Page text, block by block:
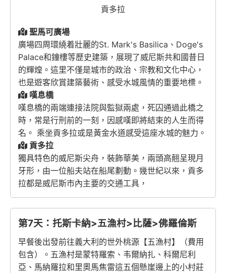
貢多拉
聖馬可廣場
廣場四周環繞着壯麗的St. Mark's Basilica 、 Doge's
Palace和鐘樓等歷史建築，展現了威尼斯共和國昔日
的輝煌。這里不僅是城市的政治、宗教和文化中心，
也是遊客欣賞建築藝術、感受水城風情的重要地標。
嘆息橋
嘆息橋的兩端連接法院與監獄兩處，死囚通過此橋之
時，常是行刑前的一刻，因感嘆即將結束的人生而得
名。 乘坐貢多拉或是黃金水道感受這座水城的魅力。
貢多拉
獨具特色的威尼斯尖舟，裝飾華美，兩頭高翹呈現月
牙形，由一位船夫站在船尾劃動。幾世紀以來，貢多
拉都是威尼斯市內主要的交通工具，
第7天：托斯卡納>五漁村>比薩>佛羅倫斯
早餐後出發前往義大利的世外桃源【五漁村】（費用
包含）。五漁村是蒙特羅索、韦爾納扎、科爾尼利
亞、馬納羅拉和里奧馬焦雷這五個懸崖邊上的小村莊